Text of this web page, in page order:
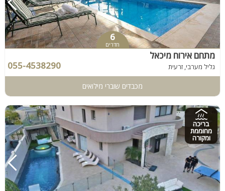
6
חדרים
מתחם אירוח מיכאל
גליל מערבי, זרעית 055-4538290
מכבדים שוברי מילואים
בריכה
מחוממת
ומקורה